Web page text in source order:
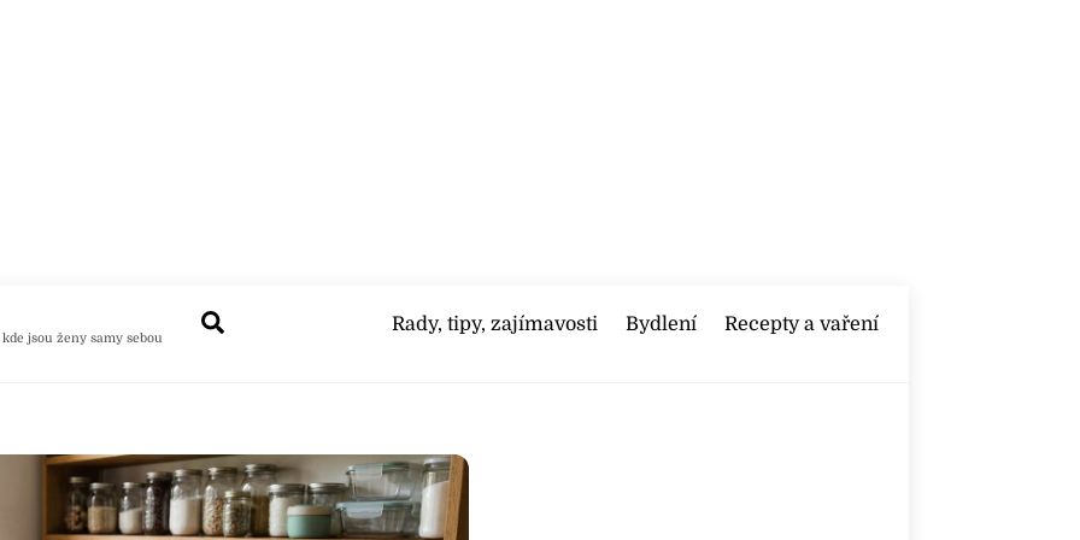
kde jsou ženy samy sebou
Rady, tipy, zajímavosti Bydlení Recepty a vaření